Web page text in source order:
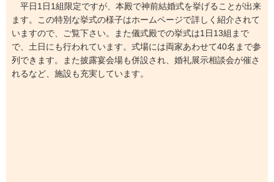
平日1日1組限定ですが、本殿で神前結婚式を挙げることが出来
ます。この特別な挙式の様子はホームページで詳しく紹介されて
いますので、ご覧下さい。また儀式殿での挙式は1日13組まで
で、土日にも行われています。式場には両家あわせて40名まで参
列できます。また披露宴会場も併設され、婚礼展示相談会が催さ
れるなど、施設も充実しています。